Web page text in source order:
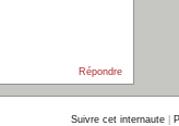
Répondre
Suivre cet internaute